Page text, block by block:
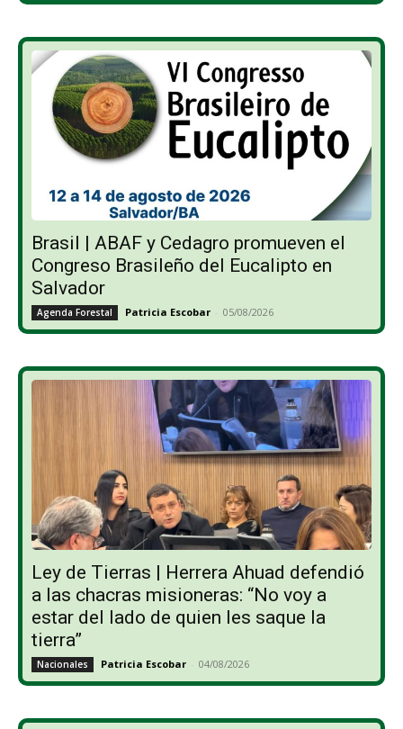
Brasil | ABAF y Cedagro promueven el
Congreso Brasileño del Eucalipto en
Salvador
Agenda Forestal Patricia Escobar - 05/08/2026
Ley de Tierras | Herrera Ahuad defendió
a las chacras misioneras: “No voy a
estar del lado de quien les saque la
tierra”
Nacionales Patricia Escobar - 04/08/2026